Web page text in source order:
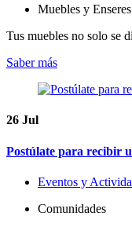
Muebles y Enseres
Tus muebles no solo se
Saber más
26 Jul
Postúlate para recibir
Eventos y
Comunidades